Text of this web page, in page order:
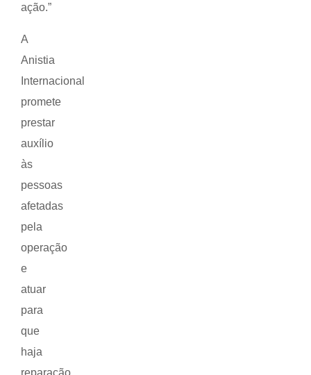
ação.”
A
Anistia
Internacional
promete
prestar
auxílio
às
pessoas
afetadas
pela
operação
e
atuar
para
que
haja
reparação